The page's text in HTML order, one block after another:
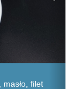
masło, filet